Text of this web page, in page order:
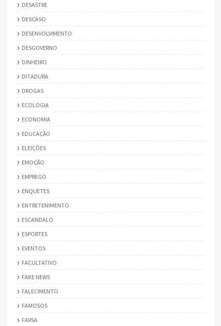
DESASTRE
DESCASO
DESENVOLVIMENTO
DESGOVERNO
DINHEIRO
DITADURA
DROGAS
ECOLOGIA
ECONOMIA
EDUCAÇÃO
ELEIÇÕES
EMOÇÃO
EMPREGO
ENQUETES
ENTRETENIMENTO
ESCANDALO
ESPORTES
EVENTOS
FACULTATIVO
FAKE NEWS
FALECIMENTO
FAMOSOS
FARSA